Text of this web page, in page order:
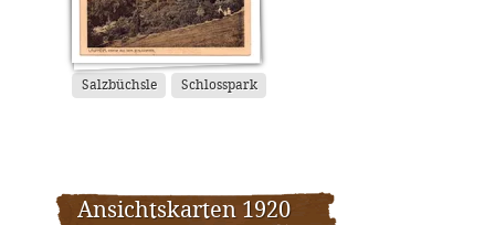
Salzbüchsle Schlosspark
Ansichtskarten 1920